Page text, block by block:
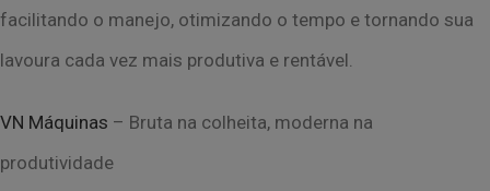
facilitando o manejo, otimizando o tempo e tornando sua
lavoura cada vez mais produtiva e rentável.
VN Máquinas – Bruta na colheita, moderna na
produtividade